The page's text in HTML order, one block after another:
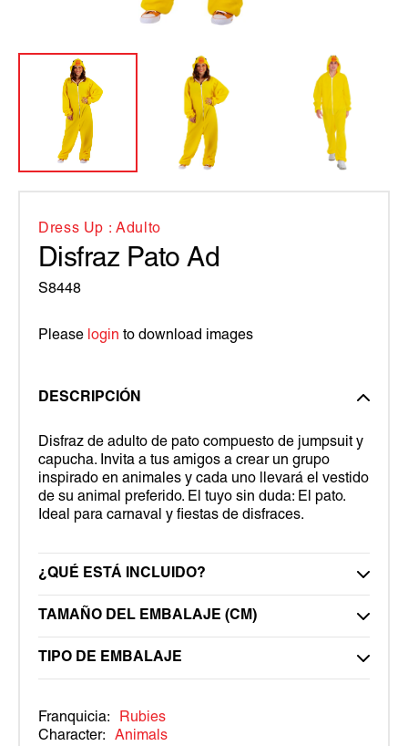
Dress Up : Adulto
Disfraz Pato Ad
S8448
Please login to download images
DESCRIPCIÓN
Disfraz de adulto de pato compuesto de jumpsuit y
capucha. Invita a tus amigos a crear un grupo
inspirado en animales y cada uno llevará el vestido
de su animal preferido. El tuyo sin duda: El pato.
Ideal para carnaval y fiestas de disfraces.
¿QUÉ ESTÁ INCLUIDO?
TAMAÑO DEL EMBALAJE (CM)
TIPO DE EMBALAJE
Franquicia:
Rubies
Character:
Animals